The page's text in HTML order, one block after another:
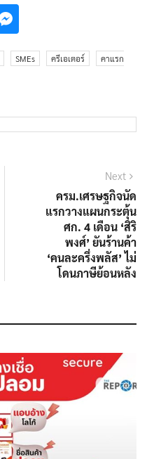
SMEs ครีเอเตอร์
คาแรก
Next
ครม.เศรษฐกิจนัด
แรกวางแผนกระตุ้น
ศก. 4 เดือน ‘สิริ
พงศ์’ ยันร้านค้า
‘คนละครึ่งพลัส’ ไม่
โดนภาษีย้อนหลัง